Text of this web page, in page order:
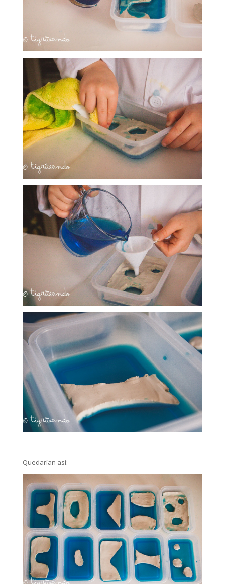
Quedarían así: